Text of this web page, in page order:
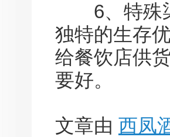
6、特殊渠
独特的生存
给餐饮店供
要好。
文章由 西凤